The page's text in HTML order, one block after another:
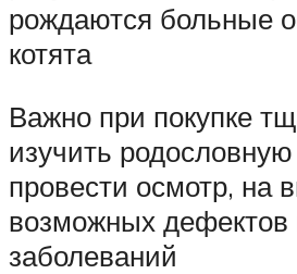
рождаются больные
котята
Важно при покупке
изучить родословную
провести осмотр, на
возможных дефектов
заболеваний